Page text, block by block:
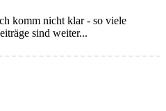
komm nicht klar - so viele
sind weiter...